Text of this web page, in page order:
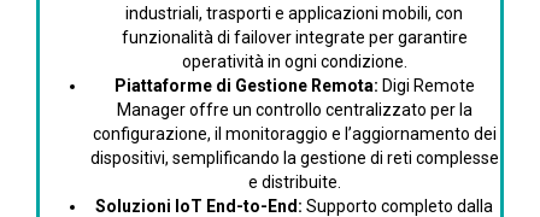
industriali, trasporti e applicazioni mobili, con
funzionalità di failover integrate per garantire
operatività in ogni condizione.
Piattaforme di Gestione Remota: Digi Remote
Manager offre un controllo centralizzato per la
configurazione, il monitoraggio e l’aggiornamento dei
dispositivi, semplificando la gestione di reti complesse
e distribuite.
Soluzioni IoT End-to-End: Supporto completo dalla